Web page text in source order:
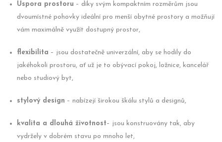
Úspora prostoru – díky svým kompaktním rozměrům jsou
dvoumístné pohovky ideální pro menší obytné prostory a možňují
vám maximálně využít dostupný prostor,
flexibilita – jsou dostatečně univerzální, aby se hodily do
jakéhokoli prostoru, ať už je to obývací pokoj, ložnice, kancelář
nebo studiový byt,
stylový design – nabízejí širokou škálu stylů a designů,
kvalita a dlouhá životnost– jsou konstruovány tak, aby
vydržely v dobrém stavu po mnoho let,